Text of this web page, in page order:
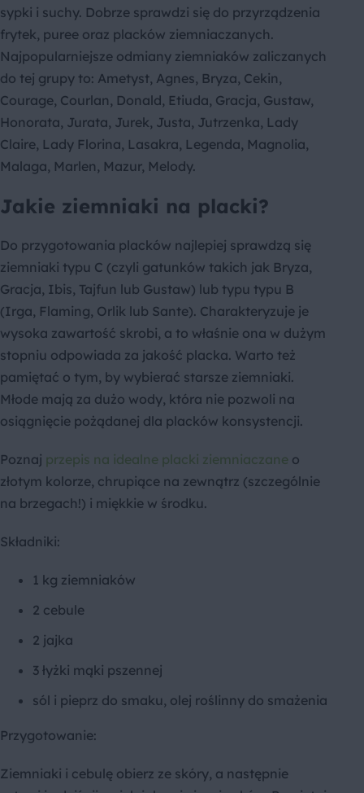
sypki i suchy. Dobrze sprawdzi się do przyrządzenia
frytek, puree oraz placków ziemniaczanych.
Najpopularniejsze odmiany ziemniaków zaliczanych
do tej grupy to: Ametyst, Agnes, Bryza, Cekin,
Courage, Courlan, Donald, Etiuda, Gracja, Gustaw,
Honorata, Jurata, Jurek, Justa, Jutrzenka, Lady
Claire, Lady Florina, Lasakra, Legenda, Magnolia,
Malaga, Marlen, Mazur, Melody.
Jakie ziemniaki na placki?
Do przygotowania placków najlepiej sprawdzą się
ziemniaki typu C (czyli gatunków takich jak Bryza,
Gracja, Ibis, Tajfun lub Gustaw) lub typu typu B
(Irga, Flaming, Orlik lub Sante). Charakteryzuje je
wysoka zawartość skrobi, a to właśnie ona w dużym
stopniu odpowiada za jakość placka. Warto też
pamiętać o tym, by wybierać starsze ziemniaki.
Młode mają za dużo wody, która nie pozwoli na
osiągnięcie pożądanej dla placków konsystencji.
Poznaj przepis na idealne placki ziemniaczane o
złotym kolorze, chrupiące na zewnątrz (szczególnie
na brzegach!) i miękkie w środku.
Składniki:
1 kg ziemniaków
2 cebule
2 jajka
3 łyżki mąki pszennej
sól i pieprz do smaku, olej roślinny do smażenia
Przygotowanie:
Ziemniaki i cebulę obierz ze skóry, a następnie